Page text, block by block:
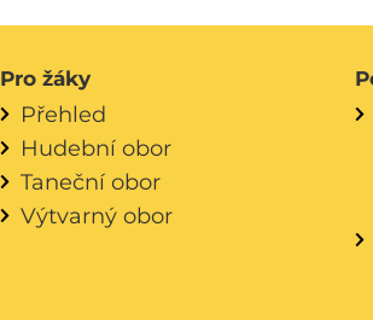
Pro žáky
Přehled
Hudební obor
Taneční obor
Výtvarný obor